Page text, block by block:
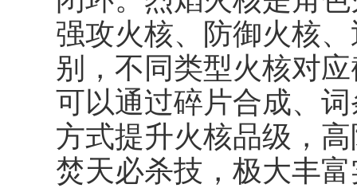
强攻火核、防御火核
别，不同类型火核对
可以通过碎片合成、
方式提升火核品级，
焚天必杀技，极大丰